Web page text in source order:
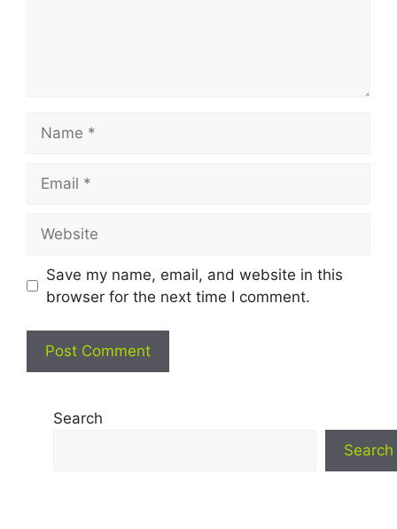
Save my name, email, and website in this
browser for the next time I comment.
Search
Search